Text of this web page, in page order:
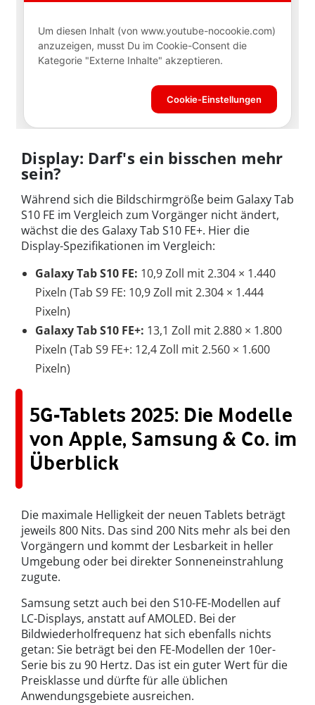
Display: Darf's ein bisschen mehr
sein?
Während sich die Bildschirmgröße beim Galaxy Tab
S10 FE im Vergleich zum Vorgänger nicht ändert,
wächst die des Galaxy Tab S10 FE+. Hier die
Display-Spezifikationen im Vergleich:
Galaxy Tab S10 FE: 10,9 Zoll mit 2.304 × 1.440
Pixeln (Tab S9 FE: 10,9 Zoll mit 2.304 × 1.444
Pixeln)
Galaxy Tab S10 FE+: 13,1 Zoll mit 2.880 × 1.800
Pixeln (Tab S9 FE+: 12,4 Zoll mit 2.560 × 1.600
Pixeln)
5G-Tablets 2025: Die Modelle
von Apple, Samsung & Co. im
Überblick
Die maximale Helligkeit der neuen Tablets beträgt
jeweils 800 Nits. Das sind 200 Nits mehr als bei den
Vorgängern und kommt der Lesbarkeit in heller
Umgebung oder bei direkter Sonneneinstrahlung
zugute.
Samsung setzt auch bei den S10-FE-Modellen auf
LC-Displays, anstatt auf AMOLED. Bei der
Bildwiederholfrequenz hat sich ebenfalls nichts
getan: Sie beträgt bei den FE-Modellen der 10er-
Serie bis zu 90 Hertz. Das ist ein guter Wert für die
Preisklasse und dürfte für alle üblichen
Anwendungsgebiete ausreichen.